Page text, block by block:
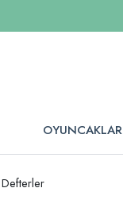
OYUNCAKLAR
Defterler